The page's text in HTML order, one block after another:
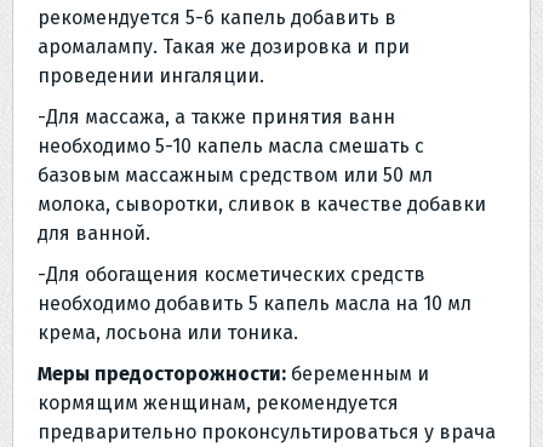
рекомендуется 5-6 капель добавить в
аромалампу. Такая же дозировка и при
проведении ингаляции.
-Для массажа, а также принятия ванн
необходимо 5-10 капель масла смешать с
базовым массажным средством или 50 мл
молока, сыворотки, сливок в качестве добавки
для ванной.
-Для обогащения косметических средств
необходимо добавить 5 капель масла на 10 мл
крема, лосьона или тоника.
Меры предосторожности: беременным и
кормящим женщинам, рекомендуется
предварительно проконсультироваться у врача